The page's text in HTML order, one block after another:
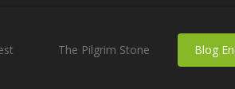
The Pilgrim Stone Blog